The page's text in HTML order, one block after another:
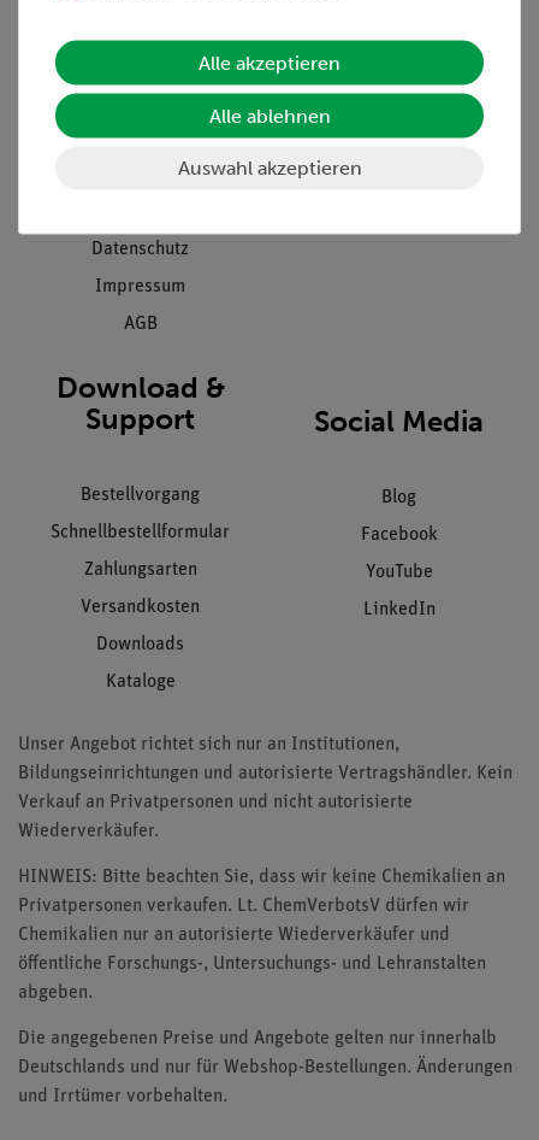
Projekte und Lösungen
Presse
Stellenangebote
Datenschutz
Impressum
AGB
Beratung & Showroom
Inventarisierungs- &
Inbetriebnahme & Schulungen
Download &
Support
Bestellvorgang
Schnellbestellformular
Zahlungsarten
Versandkosten
Downloads
Kataloge
Social Media
Blog
Facebook
YouTube
LinkedIn
Unser Angebot richtet sich nur an Institutionen,
Bildungseinrichtungen und autorisierte Vertragshändler. Kein
Verkauf an Privatpersonen und nicht autorisierte
Wiederverkäufer.
HINWEIS: Bitte beachten Sie, dass wir keine Chemikalien an
Privatpersonen verkaufen. Lt. ChemVerbotsV dürfen wir
Chemikalien nur an autorisierte Wiederverkäufer und
öffentliche Forschungs-, Untersuchungs- und Lehranstalten
abgeben.
Die angegebenen Preise und Angebote gelten nur innerhalb
Deutschlands und nur für Webshop-Bestellungen. Änderungen
und Irrtümer vorbehalten.
Alle akzeptieren
Alle ablehnen
Auswahl akzeptieren